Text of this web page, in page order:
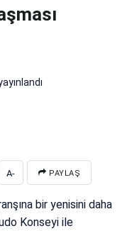
A- PAYLAŞ
bir yenisini daha
Konseyi ile